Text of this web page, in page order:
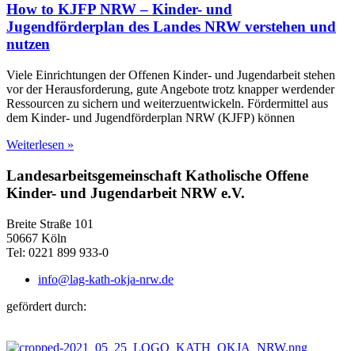
How to KJFP NRW – Kinder- und
Jugendförderplan des Landes NRW verstehen und
nutzen
Viele Einrichtungen der Offenen Kinder- und Jugendarbeit stehen
vor der Herausforderung, gute Angebote trotz knapper werdender
Ressourcen zu sichern und weiterzuentwickeln. Fördermittel aus
dem Kinder- und Jugendförderplan NRW (KJFP) können
Weiterlesen »
Landesarbeitsgemeinschaft Katholische Offene
Kinder- und Jugendarbeit NRW e.V.
Breite Straße 101
50667 Köln
Tel: 0221 899 933-0
info@lag-kath-okja-nrw.de
gefördert durch: